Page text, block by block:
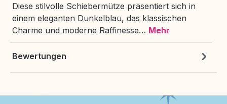
Diese stilvolle Schiebermütze präsentiert sich in
einem eleganten Dunkelblau, das klassischen
Charme und moderne Raffinesse… Mehr
Bewertungen